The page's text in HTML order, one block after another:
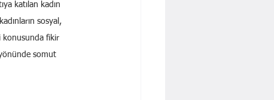
katılan kadın
sosyal,
konusunda fikir
somut